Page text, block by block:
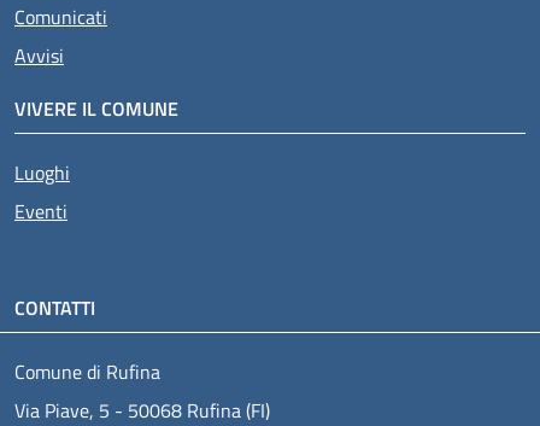
Comunicati
Avvisi
VIVERE IL COMUNE
Luoghi
Eventi
CONTATTI
Comune di Rufina
Via Piave, 5 - 50068 Rufina (FI)